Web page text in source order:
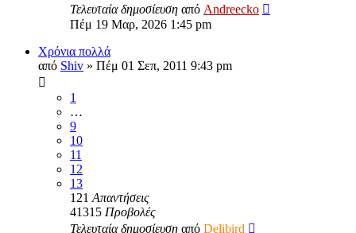
Τελευταία δημοσίευση από Andreecko
Πέμ 19 Μαρ, 2026 1:45 pm
Χρόνια πολλά
από Shiv » Πέμ 01 Σεπ, 2011 9:43 pm
1
…
9
10
11
12
13
121 Απαντήσεις
41315 Προβολές
Τελευταία δημοσίευση από Delibird